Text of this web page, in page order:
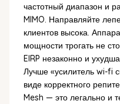
частотный диапазон и
MIMO. Направляйте
клиентов высока.
мощности трогать не
EIRP незаконно и
Лучше «усилитель wi-fi
виде корректного
Mesh — это легально и